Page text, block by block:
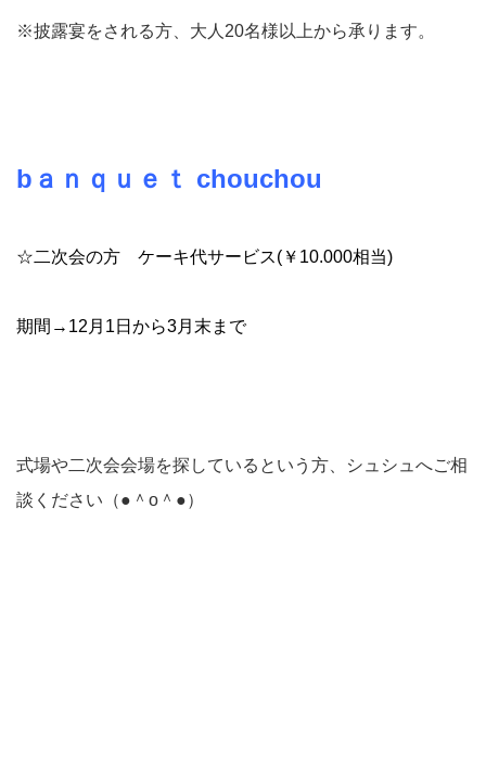
※披露宴をされる方、大人20名様以上から承ります。
b ａｎｑｕｅｔ chouchou
☆二次会の方 ケーキ代サービス(￥10.000相当)
期間→12月1日から3月末まで
式場や二次会会場を探しているという方、シュシュへご相
談ください（●＾o＾●）